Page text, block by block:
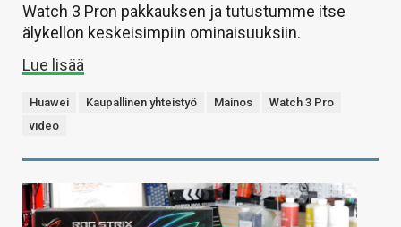
Watch 3 Pron pakkauksen ja tutustumme itse
älykellon keskeisimpiin ominaisuuksiin.
Lue lisää
Huawei Kaupallinen yhteistyö Mainos
Watch 3 Pro
video